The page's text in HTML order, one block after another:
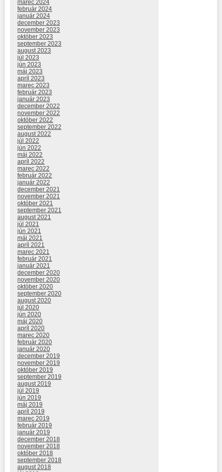
marec 2024
február 2024
január 2024
december 2023
november 2023
október 2023
september 2023
august 2023
júl 2023
jún 2023
máj 2023
apríl 2023
marec 2023
február 2023
január 2023
december 2022
november 2022
október 2022
september 2022
august 2022
júl 2022
jún 2022
máj 2022
apríl 2022
marec 2022
február 2022
január 2022
december 2021
november 2021
október 2021
september 2021
august 2021
júl 2021
jún 2021
máj 2021
apríl 2021
marec 2021
február 2021
január 2021
december 2020
november 2020
október 2020
september 2020
august 2020
júl 2020
jún 2020
máj 2020
apríl 2020
marec 2020
február 2020
január 2020
december 2019
november 2019
október 2019
september 2019
august 2019
júl 2019
jún 2019
máj 2019
apríl 2019
marec 2019
február 2019
január 2019
december 2018
november 2018
október 2018
september 2018
august 2018